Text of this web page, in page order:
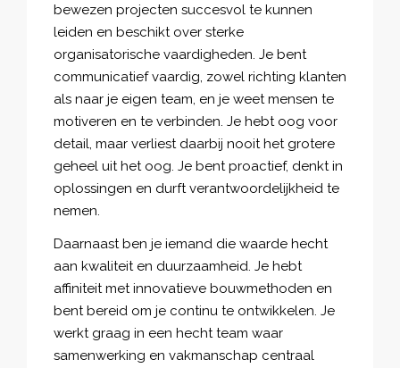
bewezen projecten succesvol te kunnen
leiden en beschikt over sterke
organisatorische vaardigheden. Je bent
communicatief vaardig, zowel richting klanten
als naar je eigen team, en je weet mensen te
motiveren en te verbinden. Je hebt oog voor
detail, maar verliest daarbij nooit het grotere
geheel uit het oog. Je bent proactief, denkt in
oplossingen en durft verantwoordelijkheid te
nemen.
Daarnaast ben je iemand die waarde hecht
aan kwaliteit en duurzaamheid. Je hebt
affiniteit met innovatieve bouwmethoden en
bent bereid om je continu te ontwikkelen. Je
werkt graag in een hecht team waar
samenwerking en vakmanschap centraal